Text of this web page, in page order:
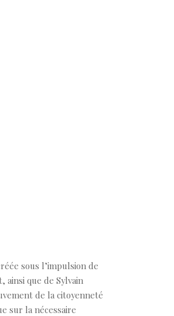
sous l’impulsion de
que de Sylvain
de la citoyenneté
sur la nécessaire